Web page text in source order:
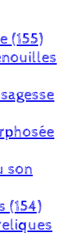
(155)
son
(154)